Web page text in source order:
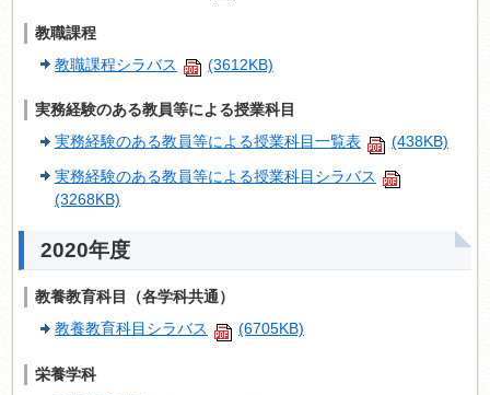
教職課程
教職課程シラバス
(3612KB)
実務経験のある教員等による授業科目
実務経験のある教員等による授業科目一覧表
(438KB)
実務経験のある教員等による授業科目シラバス
(3268KB)
2020年度
教養教育科目（各学科共通）
教養教育科目シラバス
(6705KB)
栄養学科